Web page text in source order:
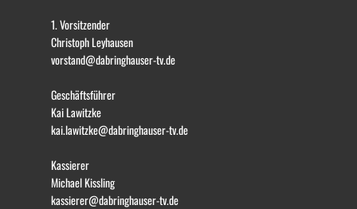
1. Vorsitzender
Christoph Leyhausen
vorstand@dabringhauser-tv.de
Geschäftsführer
Kai Lawitzke
kai.lawitzke@dabringhauser-tv.de
Kassierer
Michael Kissling
kassierer@dabringhauser-tv.de